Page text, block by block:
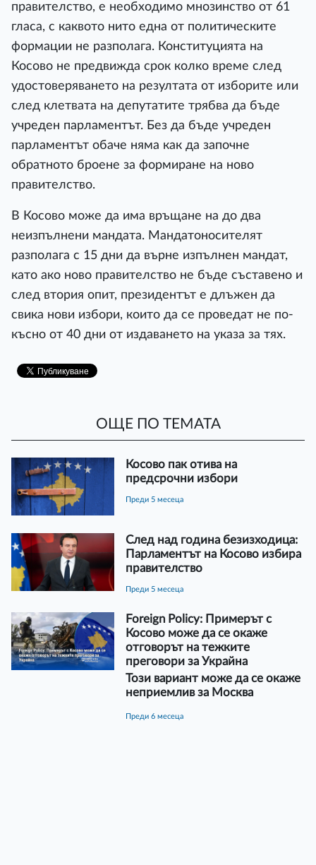
правителство, е необходимо мнозинство от 61
гласа, с каквото нито една от политическите
формации не разполага. Конституцията на
Косово не предвижда срок колко време след
удостоверяването на резултата от изборите или
след клетвата на депутатите трябва да бъде
учреден парламентът. Без да бъде учреден
парламентът обаче няма как да започне
обратното броене за формиране на ново
правителство.
В Косово може да има връщане на до два
неизпълнени мандата. Мандатоносителят
разполага с 15 дни да върне изпълнен мандат,
като ако ново правителство не бъде съставено и
след втория опит, президентът е длъжен да
свика нови избори, които да се проведат не по-
късно от 40 дни от издаването на указа за тях.
ОЩЕ ПО ТЕМАТА
Косово пак отива на
предсрочни избори
преди 5 месеца
След над година безизходица:
Парламентът на Косово избира
правителство
преди 5 месеца
Foreign Policy: Примерът с
Косово може да се окаже
отговорът на тежките
преговори за Украйна
Този вариант може да се окаже
неприемлив за Москва
преди 6 месеца